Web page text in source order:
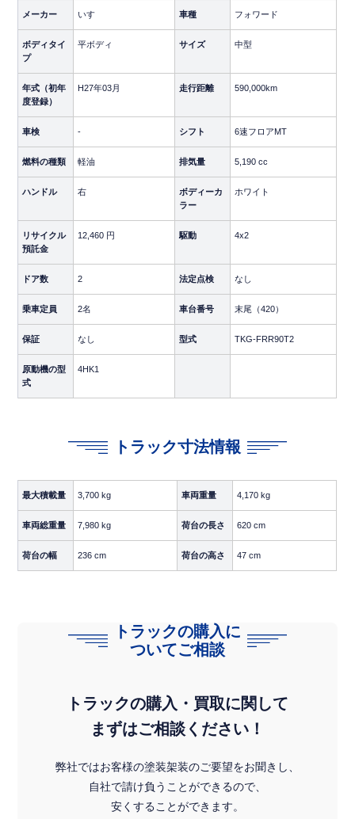
3,700kgの頼もしい積載力で、建材・鉄骨・農産物など幅広い
荷物の輸送に対応できます。エアサス装備で荷物へのダメー
ジを最小限に抑えた、荷主評価にこだわりたい事業者様にぴ
【 車両情報 】
平ボディ
キャブ
サスペンション エアサス
パールホワイト
走行距離
最大積載量 3,700kg
【 荷台内寸 】
長さ 620cm（6.2m）
幅 236cm
高さ 47cm
6.2mのワイドボディに幅236cmの広々とした荷台。平ボディ
との組み合わせにも対応しやすい、汎用性の高い荷台スペー
スです。
荷物へのダメージを最小限に抑え、荷主評価を落とさない安
にも安心して対応できます。
6.2mワイドボディで積載効率を最大化
メーカー いすゞ 車種 フォワード
ボディタイ
プ
平ボディ サイズ 中型
年式（初年
度登録）
H27年03月 走行距離 590,000km
車検 - シフト 6速フロアMT
燃料の種類 軽油 排気量 5,190 cc
ハンドル 右
ボディーカ
ラー
ホワイト
リサイクル
預託金
12,460 円 駆動 4x2
ドア数 2 法定点検 なし
乗車定員 2名 車台番号 末尾（420）
保証 なし 型式 TKG-FRR90T2
原動機の型
式
4HK1
トラック寸法情報
最大積載量 3,700 kg 車両重量 4,170 kg
車両総重量 7,980 kg 荷台の長さ 620 cm
荷台の幅 236 cm 荷台の高さ 47 cm
トラックの購入に
ついてご相談
トラックの購入・買取に関して
まずはご相談ください！
弊社ではお客様の塗装架装のご要望をお聞きし、
自社で請け負うことができるので、
安くすることができます。